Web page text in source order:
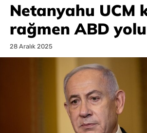
Netanyahu UCM
rağmen ABD
28 Aralık 2025